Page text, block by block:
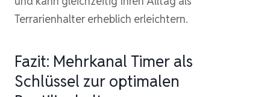
Terrarienhalter erheblich erleichtern.
Fazit: Mehrkanal Timer als
Schlüssel zur optimalen